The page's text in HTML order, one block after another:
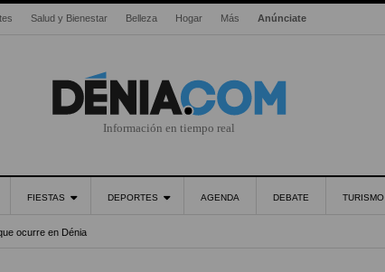
Salud y Bienestar Belleza Hogar Más Anúnciate
Información en tiempo real
FIESTAS DEPORTES AGENDA DEBATE TURISMO
ocurre en Dénia